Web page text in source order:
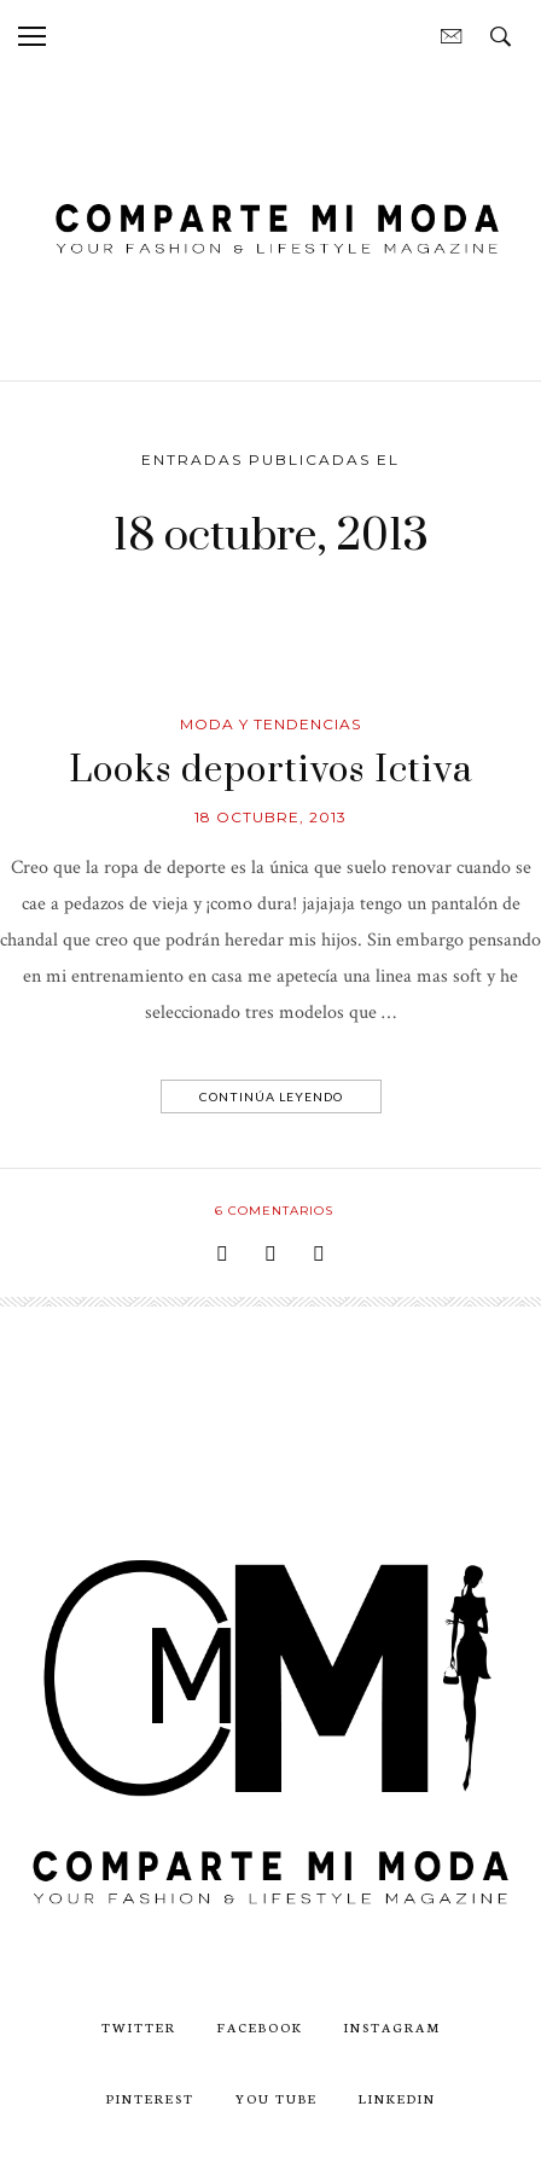
ENTRADAS PUBLICADAS EL
18 octubre, 2013
MODA Y TENDENCIAS
Looks deportivos Ictiva
18 OCTUBRE, 2013
Creo que la ropa de deporte es la única que suelo renovar cuando se
cae a pedazos de vieja y ¡como dura! jajajaja tengo un pantalón de
chandal que creo que podrán heredar mis hijos. Sin embargo pensando
en mi entrenamiento en casa me apetecía una linea mas soft y he
seleccionado tres modelos que …
CONTINÚA LEYENDO
6 COMENTARIOS
TWITTER FACEBOOK INSTAGRAM
PINTEREST YOU TUBE LINKEDIN